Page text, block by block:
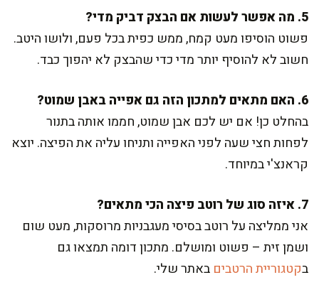
5. מה אפשר לעשות אם הבצק דביק מדי?
פשוט הוסיפו מעט קמח, ממש כפית בכל פעם, ולושו היטב.
חשוב לא להוסיף יותר מדי כדי שהבצק לא יהפוך כבד.
6. האם מתאים למתכון הזה גם אפייה באבן שמוט?
בהחלט כן! אם יש לכם אבן שמוט, חממו אותה בתנור
לפחות חצי שעה לפני האפייה ותניחו עליה את הפיצה. יוצא
קראנצ'י במיוחד.
7. איזה סוג של רוטב פיצה הכי מתאים?
אני ממליצה על רוטב בסיסי מעגבניות מרוסקות, מעט שום
ושמן זית – פשוט ומושלם. מתכון דומה תמצאו גם
בקטגוריית הרטבים באתר שלי.